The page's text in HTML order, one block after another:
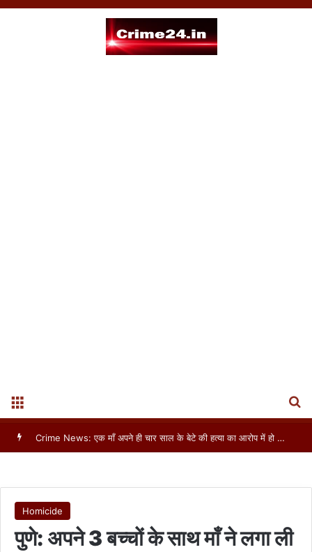
असम : आठवीं कक्षा की छात्रा का बलात्कार, हत्या कर शव नदी में फेंका
Homicide
पुणे: अपने 3 बच्चों के साथ माँ ने लगा ली